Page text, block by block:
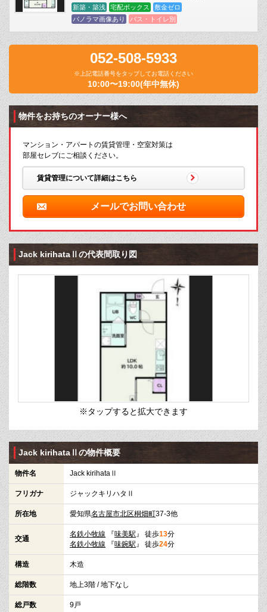
新築・築浅 宅配ボックス
敷金ゼロ
パノラマ画像あり
バス・トイレ別
052-508-5933
※上記電話番号をタップしてお電話ください
10:00〜19:00(年中無休)
物件をお持ちのオーナー様へ
マンション・アパートの賃貸管理・空室対策は
部屋セレブにご相談ください。
賃貸管理について詳細はこちら
メールでお問い合わせ
Jack kirihataⅡの代表間取り図
※タップすると拡大できます
Jack kirihataⅡの物件概要
物件名 Jack kirihataⅡ
フリガナ ジャックキリハタⅡ
所在地 愛知県名古屋市北区桐畑町37-3他
交通
名鉄小牧線 『味美駅 』 徒歩13分
名鉄小牧線 『味鋺駅 』 徒歩24分
構造 木造
総階数 地上3階 / 地下なし
総戸数 9戸